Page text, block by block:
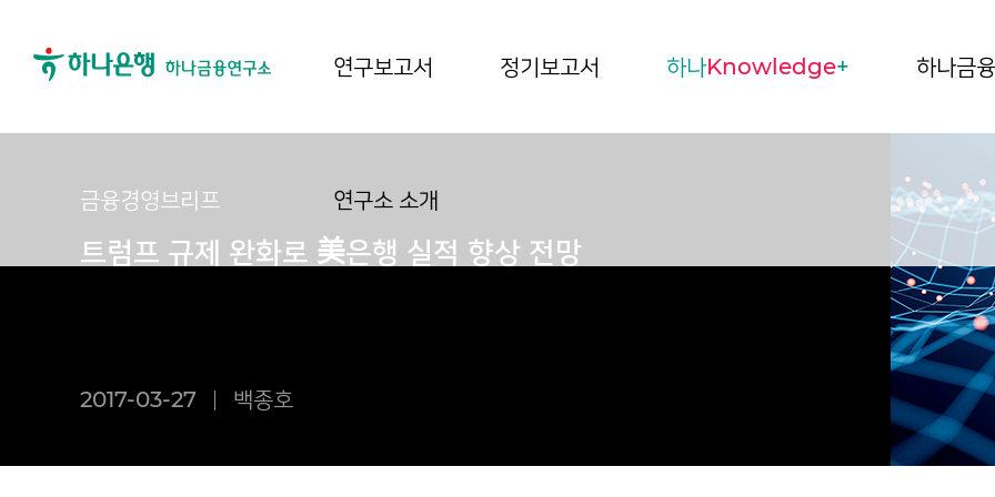
연구보고서 정기보고서 하나Knowledge+ 하나금
연구소 소개
금융경영브리프
트럼프 규제 완화로 美은행 실적 향상 전망
2017-03-27 백종호